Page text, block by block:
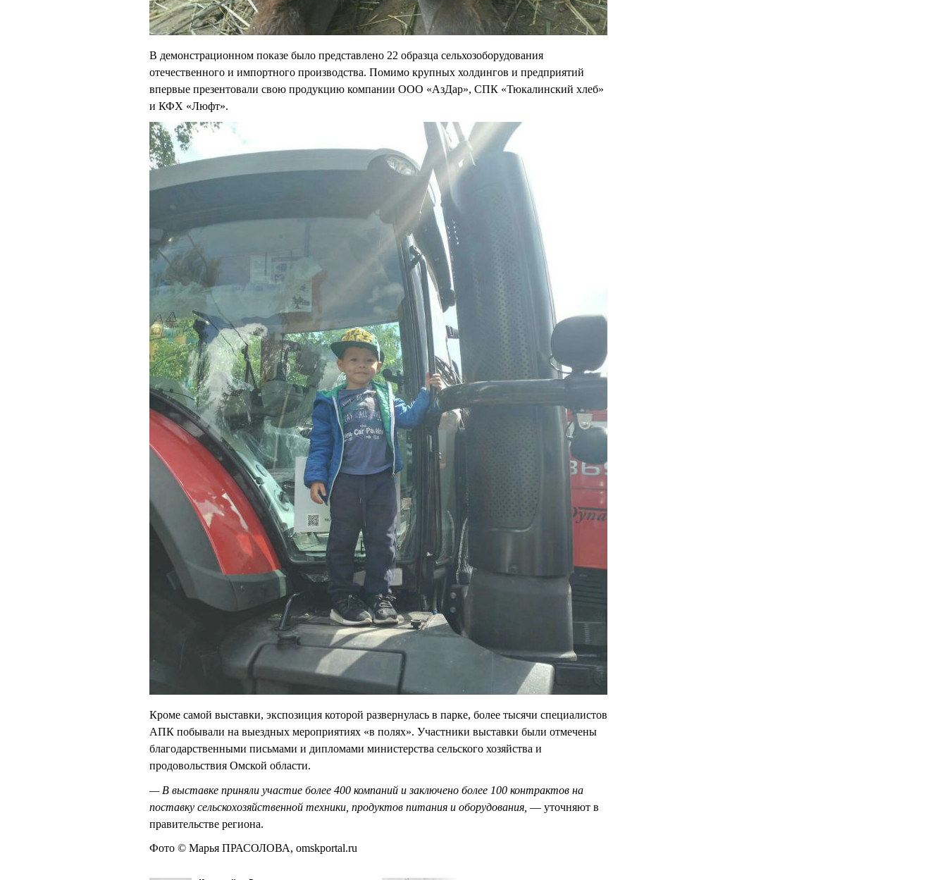
В демонстрационном показе было представлено 22 образца сельхозоборудования
отечественного и импортного производства. Помимо крупных холдингов и предприятий
впервые презентовали свою продукцию компании ООО «АзДар», СПК «Тюкалинский хлеб»
и КФХ «Люфт».
Кроме самой выставки, экспозиция которой развернулась в парке, более тысячи специалистов
АПК побывали на выездных мероприятиях «в полях». Участники выставки были отмечены
благодарственными письмами и дипломами министерства сельского хозяйства и
продовольствия Омской области.
— В выставке приняли участие более 400 компаний и заключено более 100 контрактов на
поставку сельскохозяйственной техники, продуктов питания и оборудования, — уточняют в
правительстве региона.
Фото © Марья ПРАСОЛОВА, omskportal.ru